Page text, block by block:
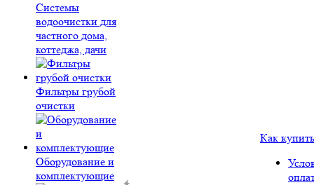
Системы
водоочистки для
частного дома,
коттеджа, дачи
Фильтры грубой
очистки
Оборудование и
комплектующие
Как купить